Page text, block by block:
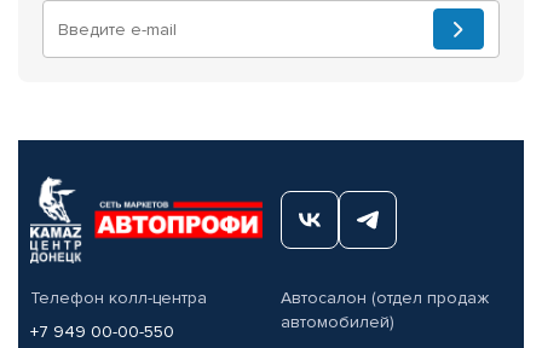
Телефон колл-центра
+7 949 00-00-550
Автосалон (отдел продаж
автомобилей)